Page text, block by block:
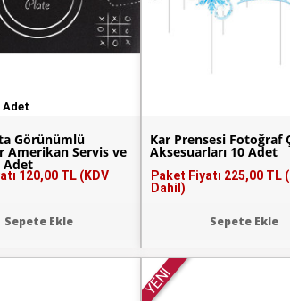
Adet
Görünümlü
Amerikan Servis ve
Adet
120,00 TL (KDV
Sepete Ekle
Kar Prensesi Fotoğraf
Aksesuarları 10 Adet
Paket Fiyatı 225,00 TL
Dahil)
Sepete Ekle
YENİ